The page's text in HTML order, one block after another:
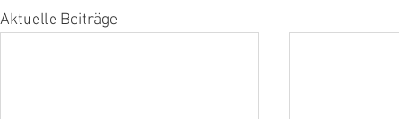
Aktuelle Beiträge